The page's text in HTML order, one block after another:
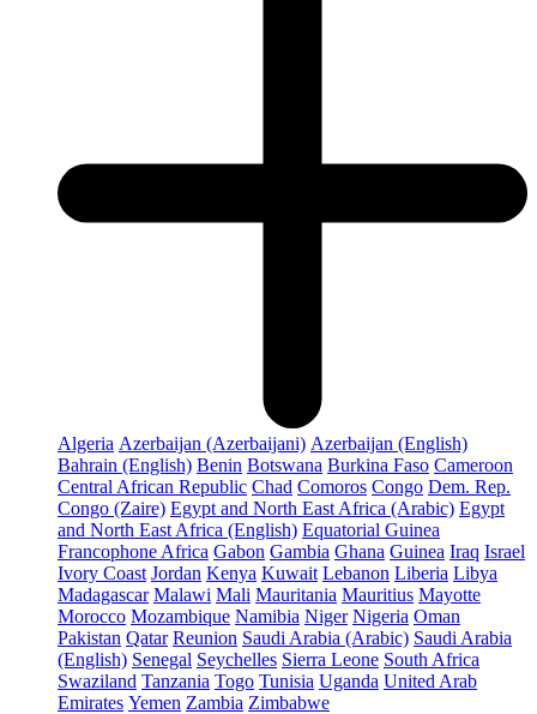
Algeria Azerbaijan (Azerbaijani) Azerbaijan (English)
Bahrain (English) Benin Botswana Burkina Faso Cameroon
Central African Republic Chad Comoros Congo Dem. Rep.
Congo (Zaire) Egypt and North East Africa (Arabic) Egypt
and North East Africa (English) Equatorial Guinea
Francophone Africa Gabon Gambia Ghana Guinea Iraq Israel
Ivory Coast Jordan Kenya Kuwait Lebanon Liberia Libya
Madagascar Malawi Mali Mauritania Mauritius Mayotte
Morocco Mozambique Namibia Niger Nigeria Oman
Pakistan Qatar Reunion Saudi Arabia (Arabic) Saudi Arabia
(English) Senegal Seychelles Sierra Leone South Africa
Swaziland Tanzania Togo Tunisia Uganda United Arab
Emirates Yemen Zambia Zimbabwe